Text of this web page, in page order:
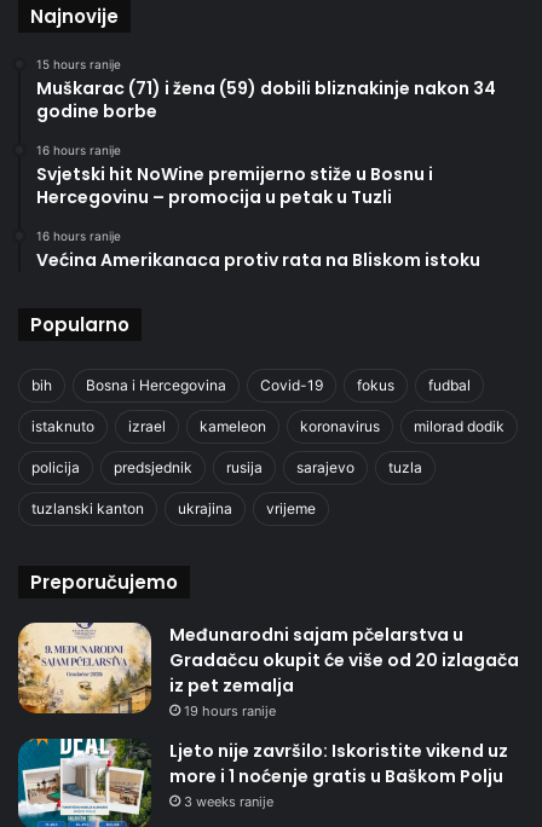
Najnovije
15 hours ranije
Muškarac (71) i žena (59) dobili bliznakinje nakon 34
godine borbe
16 hours ranije
Svjetski hit NoWine premijerno stiže u Bosnu i
Hercegovinu – promocija u petak u Tuzli
16 hours ranije
Većina Amerikanaca protiv rata na Bliskom istoku
Popularno
bih Bosna i Hercegovina Covid-19 fokus fudbal
istaknuto izrael kameleon koronavirus milorad dodik
policija predsjednik rusija sarajevo tuzla
tuzlanski kanton ukrajina vrijeme
Preporučujemo
Međunarodni sajam pčelarstva u
Gradačcu okupit će više od 20 izlagača
iz pet zemalja
19 hours ranije
Ljeto nije završilo: Iskoristite vikend uz
more i 1 noćenje gratis u Baškom Polju
3 weeks ranije